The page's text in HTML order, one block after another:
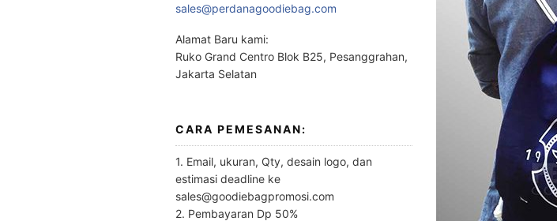
sales@perdanagoodiebag.com
Alamat Baru kami:
Ruko Grand Centro Blok B25, Pesanggrahan,
Jakarta Selatan
CARA PEMESANAN:
1. Email, ukuran, Qty, desain logo, dan
estimasi deadline ke
sales@goodiebagpromosi.com
2. Pembayaran Dp 50%